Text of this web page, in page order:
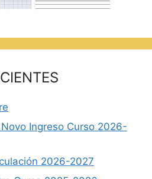
Ingreso Curso 2026-
2026-2027